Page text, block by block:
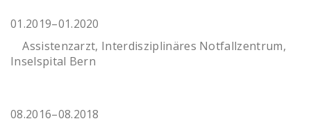
01.2019–01.2020
Assistenzarzt, Interdisziplinäres Notfallzentrum,
Inselspital Bern
08.2016–08.2018